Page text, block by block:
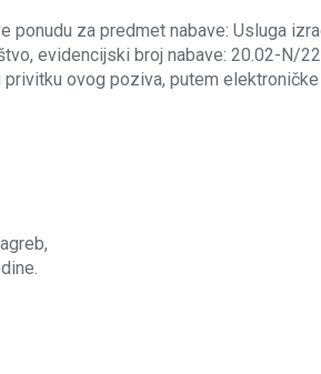
za predmet nabave: Usluga
evidencijski broj nabave: 20.02-N/
ovog poziva, putem